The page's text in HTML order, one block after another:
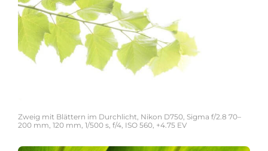
Zweig mit Blättern im Durchlicht, Nikon D750, Sigma f/2.8 70–
200 mm, 120 mm, 1/500 s, f/4, ISO 560, +4.75 EV